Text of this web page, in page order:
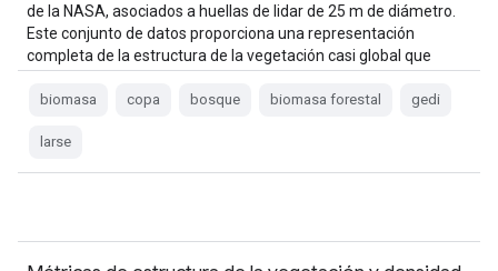
de la NASA, asociados a huellas de lidar de 25 m de diámetro.
Este conjunto de datos proporciona una representación
completa de la estructura de la vegetación casi global que
biomasa copa bosque biomasa forestal gedi
larse